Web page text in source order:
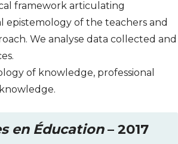
framework articulating
epistemology of the teachers and
We analyse data collected and
of knowledge, professional
en Éducation– 2017